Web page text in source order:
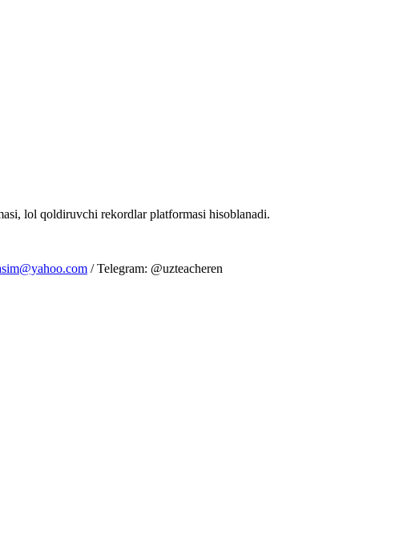
lol qoldiruvchi rekordlar platformasi hisoblanadi.
/ Telegram: @uzteacheren